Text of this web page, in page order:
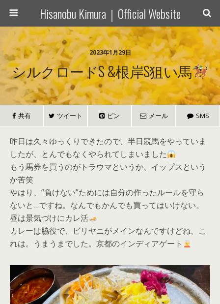
Hisanobu Kimura｜Official Website
2023年1月29日
シルクロードS &根岸S狙い馬
共有 ツイート ピン メール SMS
昨日は久々ゆっくりできたので、半日競馬をやっていま
したが、とんでもなくやられてしまいました
もう馬券を買うのがトラウマというか、イップスという
か苦笑
やはり、”負けない”ためには自分の作ったルールを守ら
ないと…ですね。なんでもかんでも買ってはいけない。
昼は景気づけにカレ活
カレーは脇役で、ビリヤニがメインなんですけどね、こ
れは。うまうまでした。京都のインディアゲート